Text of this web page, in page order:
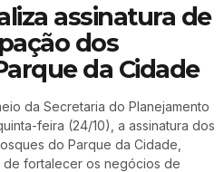
assinatura de
dos
da Cidade
da Secretaria do Planejamento
feira (24/10), a assinatura dos
do Parque da Cidade,
de fortalecer os negócios de